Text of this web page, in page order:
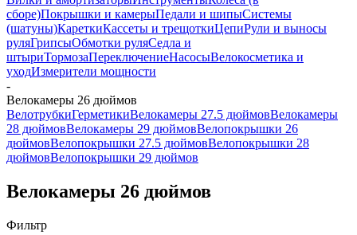
сборе)Покрышки и камерыПедали и шипыСистемы
(шатуны)КареткиКассеты и трещоткиЦепиРули и выносы
руляГрипсыОбмотки руляСедла и
штыриТормозаПереключениеНасосыВелокосметика и
уходИзмерители мощности
-
Велокамеры 26 дюймов
ВелотрубкиГерметикиВелокамеры 27.5 дюймовВелокамеры
28 дюймовВелокамеры 29 дюймовВелопокрышки 26
дюймовВелопокрышки 27.5 дюймовВелопокрышки 28
дюймовВелопокрышки 29 дюймов
Велокамеры 26 дюймов
Фильтр